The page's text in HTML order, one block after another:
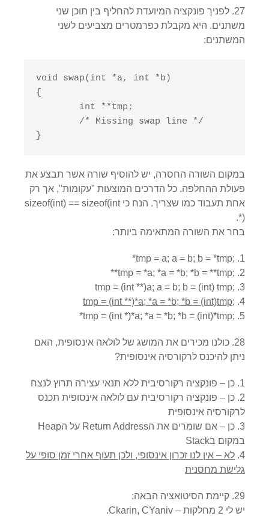
27. לפניך פונקציה המיועדת להחליף בין תוכן שני
משתנים. היא מקבלת כפרמטרים מצביעים לשני
המשתנים:
void swap(int *a, int *b)
{
}
במקום השורה החסרה, יש להוסיף שורה אשר תבצע את
פעולת ההחלפה. כל הדרכים המוצעות "עקומות", אך רק
אחת תעבוד כמו שצריך. הנח כיsizeof(int) == sizeof(int
*)
.
בחר את השורה המתאימה ביותר:
*tmp = a; a = b; b = *tmp;
**tmp = *a; *a = *b; *b = **tmp;
tmp = (int **)a; a = b; b = (int) tmp;
tmp = (int **)*a; *a = *b; *b = (int)tmp;
*tmp = (int *)*a; *a = *b; *b = (int)*tmp;
28. כולנו מכירים את המושג של לולאה אינסופית, האם
ניתן להיכנס לרקורסיה אינסופית?
כן – פונקציה רקורסיבית ללא תנאי עצירה תרוץ לנצח
כן – פונקציה רקורסיבית עם לולאה אינסופית תכנס
לרקורסיה אינסופית
כן – אם שומרים את הReturn Address על הHeap
במקום בStack
לא – אין לנו זכרון אינסופי, ולכן תעוף אחרי זמן סופי על
גלישת מחסנית
29. קיימת הסיטואציה הבאה:
יש לי 2 מחלקות – Ckarin, CYaniv.